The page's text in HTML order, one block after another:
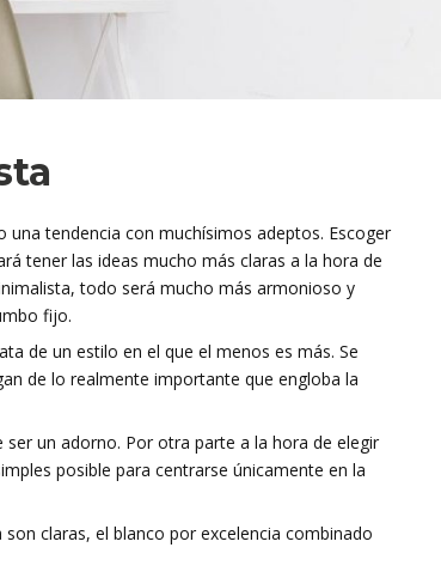
una tendencia con muchísimos adeptos. Escoger
tener las ideas mucho más claras a la hora de
todo será mucho más armonioso y
fijo.
de un estilo en el que el menos es más. Se
de lo realmente importante que engloba la
un adorno. Por otra parte a la hora de elegir
posible para centrarse únicamente en la
claras, el blanco por excelencia combinado